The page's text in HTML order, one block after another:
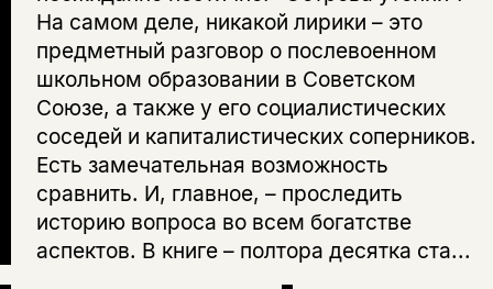
На самом деле, никакой лирики – это
предметный разговор о послевоенном
школьном образовании в Советском
Союзе, а также у его социалистических
соседей и капиталистических соперников.
Есть замечательная возможность
сравнить. И, главное, – проследить
историю вопроса во всем богатстве
аспектов. В книге – полтора десятка ста...